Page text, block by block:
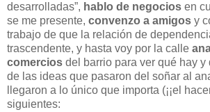
desarrolladas”, hablo de negocios en
se me presente, convenzo a amigos y
trabajo de que la relación de
trascendente, y hasta voy por la calle
comercios del barrio para ver qué hay y
de las ideas que pasaron del soñar al
llegaron a lo único que importa (¡¡el
siguientes: